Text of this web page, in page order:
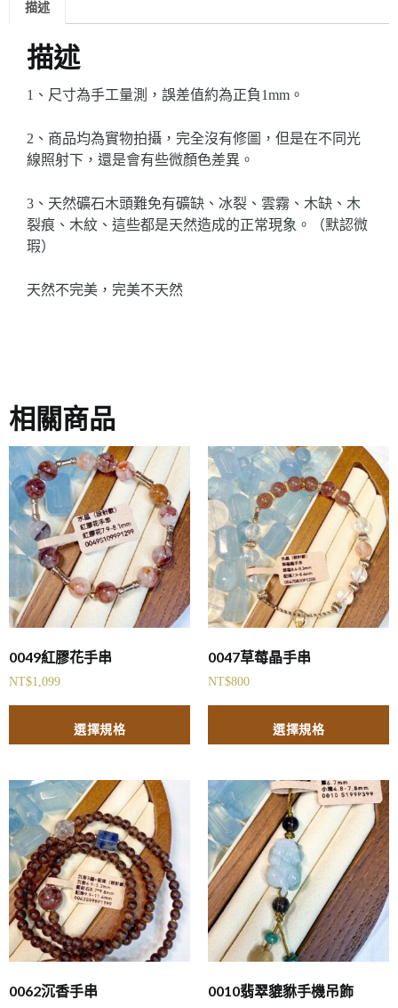
描述
描述
1、尺寸為手工量測，誤差值約為正負1mm。
2、商品均為實物拍攝，完全沒有修圖，但是在不同光
線照射下，還是會有些微顏色差異。
3、天然礦石木頭難免有礦缺、冰裂、雲霧、木缺、木
裂痕、木紋、這些都是天然造成的正常現象。（默認微
瑕）
天然不完美，完美不天然
相關商品
0049紅膠花手串
NT$1,099
選擇規格
0047草莓晶手串
NT$800
選擇規格
0062沉香手串 0010翡翠貔貅手機吊飾